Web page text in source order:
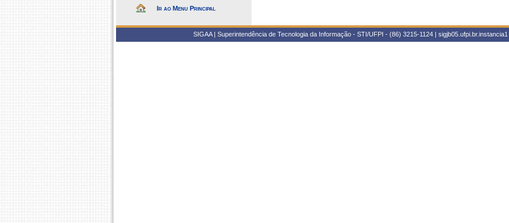
Ir ao Menu Principal
SIGAA | Superintendência de Tecnologia da Informação - STI/UFPI - (86) 3215-1124 | sigjb05.ufpi.br.instancia1